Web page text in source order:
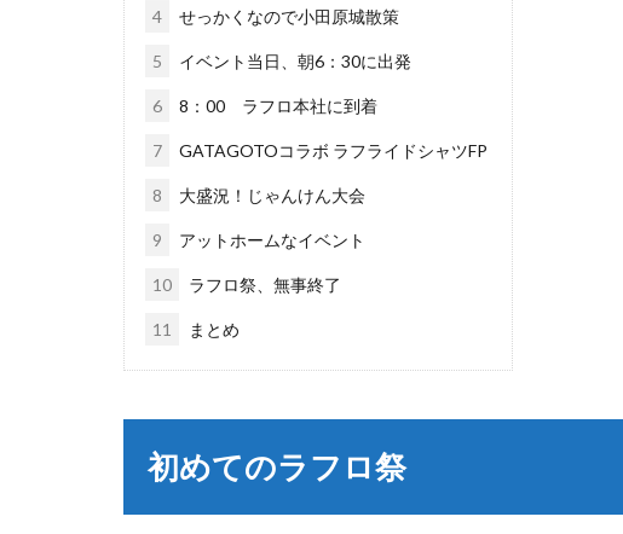
4 せっかくなので小田原城散策
5 イベント当日、朝6：30に出発
6 8：00 ラフロ本社に到着
7 GATAGOTOコラボ ラフライドシャツFP
8 大盛況！じゃんけん大会
9 アットホームなイベント
10 ラフロ祭、無事終了
11 まとめ
初めてのラフロ祭